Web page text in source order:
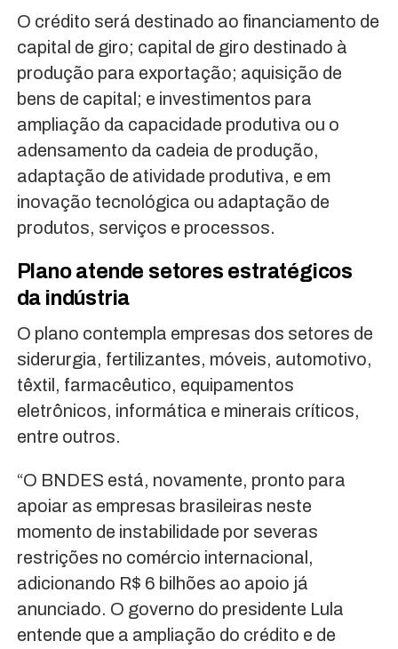
O crédito será destinado ao financiamento de
capital de giro; capital de giro destinado à
produção para exportação; aquisição de
bens de capital; e investimentos para
ampliação da capacidade produtiva ou o
adensamento da cadeia de produção,
adaptação de atividade produtiva, e em
inovação tecnológica ou adaptação de
produtos, serviços e processos.
Plano atende setores estratégicos
da indústria
O plano contempla empresas dos setores de
siderurgia, fertilizantes, móveis, automotivo,
têxtil, farmacêutico, equipamentos
eletrônicos, informática e minerais críticos,
entre outros.
“O BNDES está, novamente, pronto para
apoiar as empresas brasileiras neste
momento de instabilidade por severas
restrições no comércio internacional,
adicionando R$ 6 bilhões ao apoio já
anunciado. O governo do presidente Lula
entende que a ampliação do crédito e de